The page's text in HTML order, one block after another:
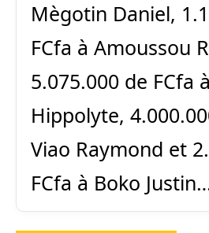
Mègotin Daniel,
FCfa à Amoussou
5.075.000 de FCfa
Hippolyte,
Viao Raymond et
FCfa à Boko